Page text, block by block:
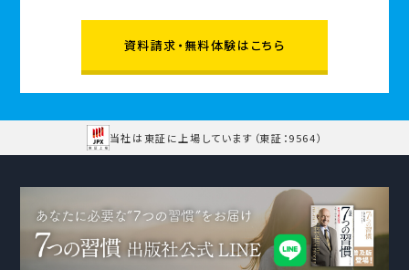
資料請求・無料体験はこちら
当社は東証に上場しています （東証：9564）